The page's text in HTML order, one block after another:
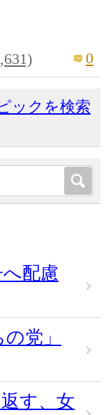
0
ックを検索
配慮
党」
す、女